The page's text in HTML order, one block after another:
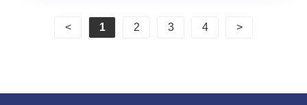
< 1 2 3 4 >